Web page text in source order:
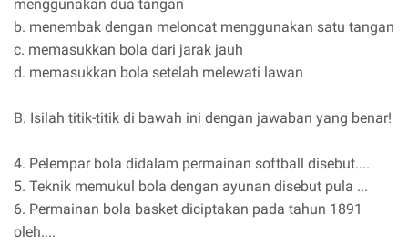
menggunakan dua tangan
b. menembak dengan meloncat menggunakan satu tangan
c. memasukkan bola dari jarak jauh
d. memasukkan bola setelah melewati lawan
B. Isilah titik-titik di bawah ini dengan jawaban yang benar!
4. Pelempar bola didalam permainan softball disebut....
5. Teknik memukul bola dengan ayunan disebut pula ...
6. Permainan bola basket diciptakan pada tahun 1891
oleh....